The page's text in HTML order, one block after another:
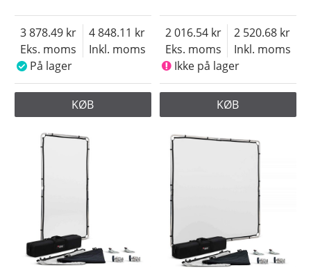
Eks. moms
3 878.49
Inkl. moms
4 848.11
På lager
KØB
Eks. moms
2 016.54
Inkl. moms
2 520.68
Ikke på lager
KØB